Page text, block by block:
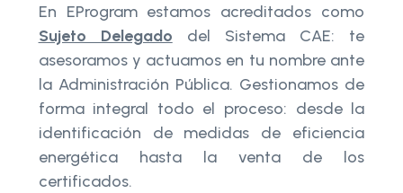
En EProgram estamos acreditados como
Sujeto Delegado del Sistema CAE: te
asesoramos y actuamos en tu nombre ante
la Administración Pública. Gestionamos de
forma integral todo el proceso: desde la
identificación de medidas de eficiencia
energética hasta la venta de los
certificados.